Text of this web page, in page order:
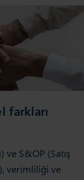
farkları
ve S&OP (Satış
verimliliği ve